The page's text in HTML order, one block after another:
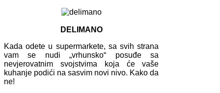
DELIMANO
Kada odete u supermarkete, sa svih strana
vam se nudi „vrhunsko“ posuđe sa
nevjerovatnim svojstvima koja će vaše
kuhanje podići na sasvim novi nivo. Kako da
ne!